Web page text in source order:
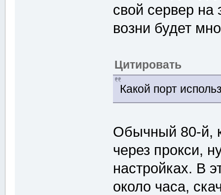
свой сервер на
возни будет
Цитировать
Какой порт
Обычный 80-й,
через прокси,
настройках. В
около часа,